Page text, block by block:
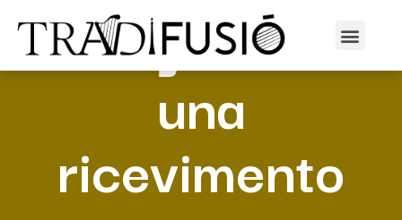
Ha organizzato
una
ricevimento